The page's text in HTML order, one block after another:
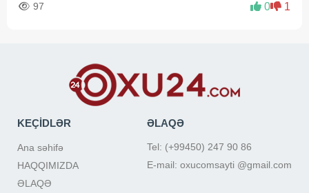
97 0 1
KEÇİDLƏR
Ana səhifə
HAQQIMIZDA
ƏLAQƏ
ƏLAQƏ
Tel: (+99450) 247 90 86
E-mail: oxucomsayti @gmail.com